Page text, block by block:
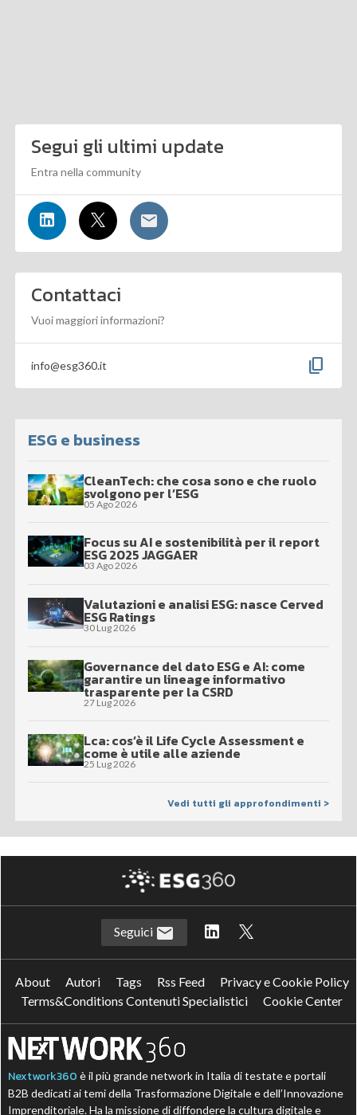
Segui gli ultimi update
Entra nella community
Contattaci
Vuoi maggiori informazioni?
info@esg360.it content_copy
ESG e business
CleanTech: che cosa sono e che ruolo
svolgono per l’ESG
05 Ago 2026
Focus su AI e sostenibilità per il report
ESG 2025 JAGGAER
03 Ago 2026
Valutazioni e analisi ESG: nasce Cerved
ESG Ratings
30 Lug 2026
Governance del dato ESG e AI: come
garantire un lineage informativo
trasparente per la CSRD
27 Lug 2026
Lca: cos’è il Life Cycle Assessment e
come è utile alle aziende
25 Lug 2026
Vedi tutti gli approfondimenti >
Seguici
About Autori Tags Rss Feed
Privacy e Cookie Policy
Terms&Conditions Contenuti Specialistici
Cookie Center
Nextwork360 è il più grande network in Italia di testate e portali
B2B dedicati ai temi della Trasformazione Digitale e dell’Innovazione
Imprenditoriale. Ha la missione di diffondere la cultura digitale e